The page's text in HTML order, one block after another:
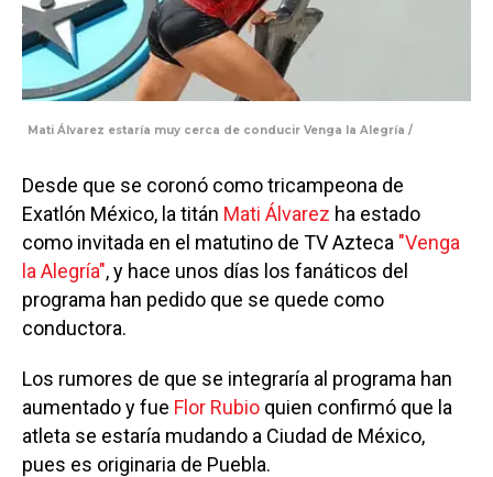
Mati Álvarez estaría muy cerca de conducir Venga la Alegría /
Desde que se coronó como tricampeona de
Exatlón México, la titán Mati Álvarez ha estado
como invitada en el matutino de TV Azteca "Venga
la Alegría", y hace unos días los fanáticos del
programa han pedido que se quede como
conductora.
Los rumores de que se integraría al programa han
aumentado y fue Flor Rubio quien confirmó que la
atleta se estaría mudando a Ciudad de México,
pues es originaria de Puebla.